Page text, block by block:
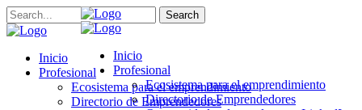
Inicio
Profesional
Ecosistema para el emprendimiento
Directorio de Emprendedores
Search
Inicio
Profesional
Ecosistema para el emprendimiento
Directorio de Emprendedores